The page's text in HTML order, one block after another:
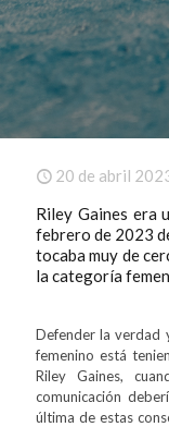
20 de abril
Riley Gaines era
febrero de 2023
tocaba muy de
la categoría
Defender la verdad
femenino está
Riley Gaines,
comunicación
última de estas